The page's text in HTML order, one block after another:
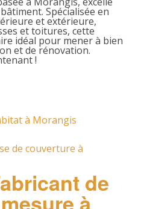
Spécialisée en
et extérieure,
et toitures, cette
idéal pour mener à bien
et de rénovation.
!
à Morangis
de couverture à
de
à